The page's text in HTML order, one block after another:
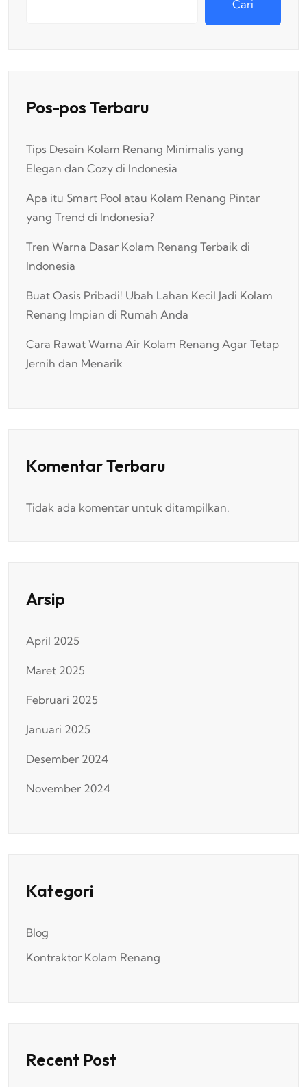
Cari
Pos-pos Terbaru
Tips Desain Kolam Renang Minimalis yang
Elegan dan Cozy di Indonesia
Apa itu Smart Pool atau Kolam Renang Pintar
yang Trend di Indonesia?
Tren Warna Dasar Kolam Renang Terbaik di
Indonesia
Buat Oasis Pribadi! Ubah Lahan Kecil Jadi Kolam
Renang Impian di Rumah Anda
Cara Rawat Warna Air Kolam Renang Agar Tetap
Jernih dan Menarik
Komentar Terbaru
Tidak ada komentar untuk ditampilkan.
Arsip
April 2025
Maret 2025
Februari 2025
Januari 2025
Desember 2024
November 2024
Kategori
Blog
Kontraktor Kolam Renang
Recent Post